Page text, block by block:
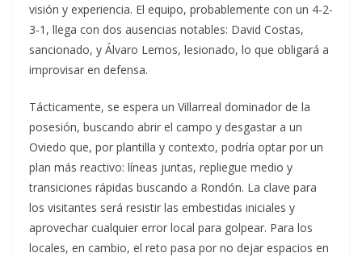
visión y experiencia. El equipo, probablemente con un 4-2-
3-1, llega con dos ausencias notables: David Costas,
sancionado, y Álvaro Lemos, lesionado, lo que obligará a
improvisar en defensa.
Tácticamente, se espera un Villarreal dominador de la
posesión, buscando abrir el campo y desgastar a un
Oviedo que, por plantilla y contexto, podría optar por un
plan más reactivo: líneas juntas, repliegue medio y
transiciones rápidas buscando a Rondón. La clave para
los visitantes será resistir las embestidas iniciales y
aprovechar cualquier error local para golpear. Para los
locales, en cambio, el reto pasa por no dejar espacios en